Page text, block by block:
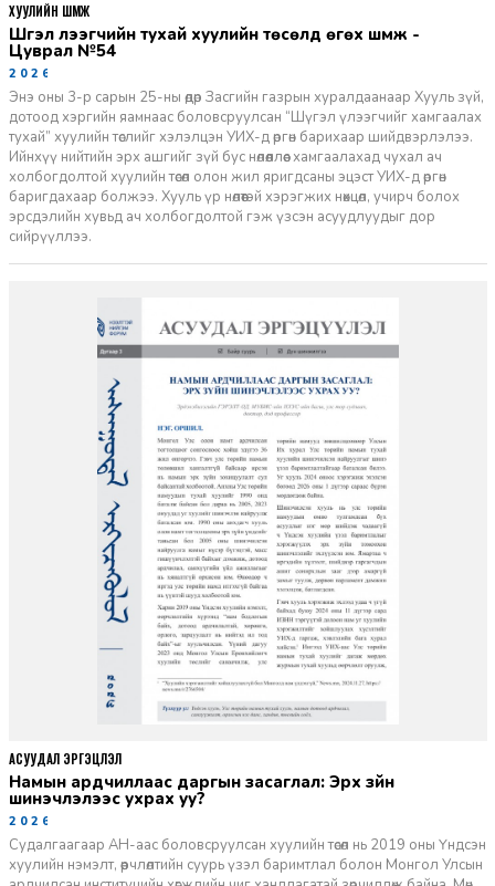
Шүгэл үлээгчийн тухай хуулийн төсөлд өгөх шүүмж -
Цуврал №54
2026-07-27
Энэ оны 3-р сарын 25-ны өдөр Засгийн газрын хуралдаанаар Хууль зүй,
дотоод хэргийн яамнаас боловсруулсан “Шүгэл үлээгчийг хамгаалах
тухай” хуулийн төслийг хэлэлцэн УИХ-д өргөн барихаар шийдвэрлэлээ.
Ийнхүү нийтийн эрх ашгийг зүй бус нөлөөллөөс хамгаалахад чухал ач
холбогдолтой хуулийн төсөл олон жил яригдсаны эцэст УИХ-д өргөн
баригдахаар болжээ. Хууль үр нөлөөтэй хэрэгжих нөхцөл, учирч болох
эрсдэлийн хувьд ач холбогдолтой гэж үзсэн асуудлуудыг дор
сийрүүллээ.
ХУУЛИЙН ШҮҮМЖ
Намын ардчиллаас даргын засаглал: Эрх зүйн
шинэчлэлээс ухрах уу?
2026-07-08
Судалгаагаар АН-аас боловсруулсан хуулийн төсөл нь 2019 оны Үндсэн
хуулийн нэмэлт, өөрчлөлтийн суурь үзэл баримтлал болон Монгол Улсын
АСУУДАЛ ЭРГЭЦҮҮЛЭЛ